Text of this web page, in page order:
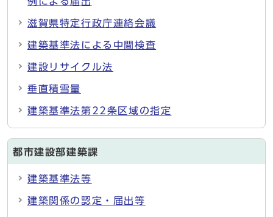
滋賀県特定行政庁連絡会議
建築基準法による中間検査
建設リサイクル法
垂直積雪量
建築基準法第22条区域の指定
都市建設部建築課
建築基準法等
建築関係の認定・届出等